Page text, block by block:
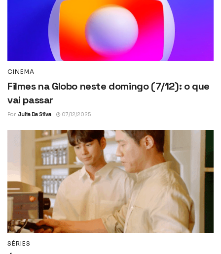
CINEMA
Filmes na Globo neste domingo (7/12): o que
vai passar
Por Julia Da Silva 07/12/2025
SÉRIES